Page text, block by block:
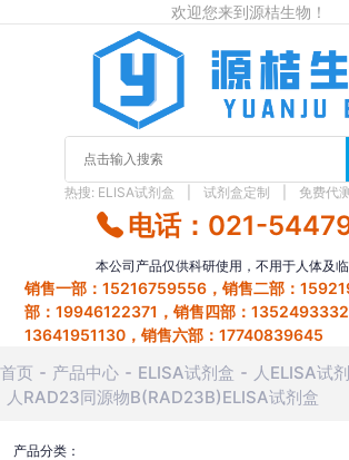
欢迎您来到源桔生物！
热搜: ELISA试剂盒 试剂盒定制 免费代测
电话：021-
本公司产品仅供科研使用，不用于人体及临
销售一部：15216759556，销售二部：
部：19946122371，销售四部：
13641951130，销售六部：17740839645
首页 产品中心 ELISA试剂盒
人ELISA试
人RAD23同源物B(RAD23B)ELISA试剂盒
产品分类：